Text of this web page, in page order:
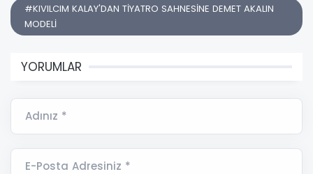
#KIVILCIM KALAY'DAN TİYATRO SAHNESİNE DEMET AKALIN
MODELİ
YORUMLAR
Adınız *
E-Posta Adresiniz *